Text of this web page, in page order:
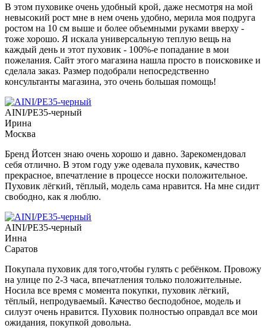
В этом пуховике очень удобный крой, даже несмотря на мой
невысокий рост мне в нем очень удобно, мерила моя подруга
ростом на 10 см выше и более объемными руками вверху -
тоже хорошо. Я искала универсальную теплую вещь на
каждый день и этот пуховик - 100%-е попадание в мои
пожелания. Сайт этого магазина нашла просто в поисковике и
сделала заказ. Размер подобрали непосредственно
консультанты магазина, это очень большая помощь!
AINI/PE35-черный
Ирина
Москва
Бренд Йотсен знаю очень хорошо и давно. Зарекомендовал
себя отлично. В этом году уже одевала пуховик, качество
прекрасное, впечатление в процессе носки положительное.
Пуховик лёгкий, тёплый, модель сама нравится. На мне сидит
свободно, как я люблю.
AINI/PE35-черный
Инна
Саратов
Покупала пуховик для того,чтобы гулять с ребёнком. Провожу
на улице по 2-3 часа, впечатления только положительные.
Носила все время с момента покупки, пуховик лёгкий,
тёплый, непродуваемый. Качество бесподобное, модель и
силуэт очень нравится. Пуховик полностью оправдал все мои
ожидания, покупкой довольна.